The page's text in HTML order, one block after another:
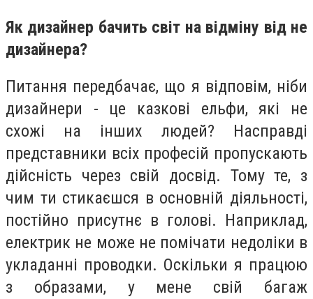
Як дизайнер бачить світ на відміну від не
дизайнера?
Питання передбачає, що я відповім, ніби
дизайнери - це казкові ельфи, які не
схожі на інших людей? Насправді
представники всіх професій пропускають
дійсність через свій досвід. Тому те, з
чим ти стикаєшся в основній діяльності,
постійно присутнє в голові. Наприклад,
електрик не може не помічати недоліки в
укладанні проводки. Оскільки я працюю
з образами, у мене свій багаж